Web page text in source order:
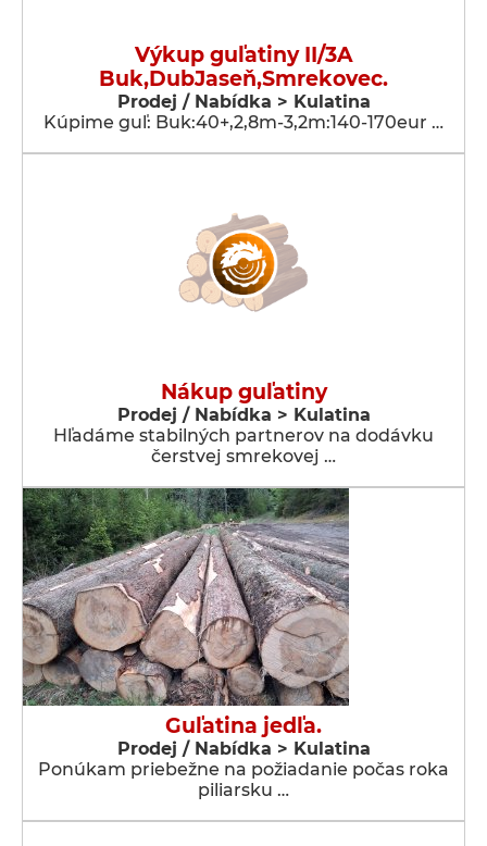
Výkup guľatiny II/3A
Buk,DubJaseň,Smrekovec.
Prodej / Nabídka > Kulatina
Kúpime guľ: Buk:40+,2,8m-3,2m:140-170eur …
Nákup guľatiny
Prodej / Nabídka > Kulatina
Hľadáme stabilných partnerov na dodávku
čerstvej smrekovej …
Guľatina jedľa.
Prodej / Nabídka > Kulatina
Ponúkam priebežne na požiadanie počas roka
piliarsku …